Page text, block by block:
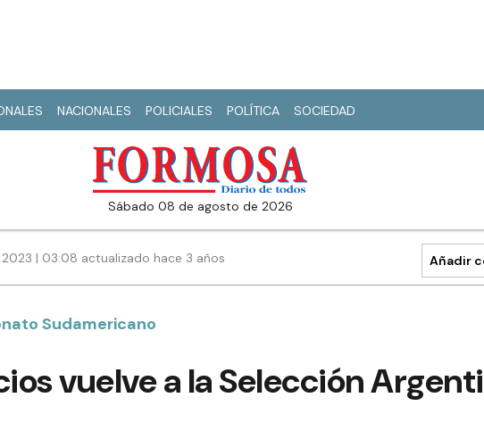
NACIONALES POLICIALES POLÍTICA SOCIEDAD
sábado 08 de agosto de 2026
| 03:08 actualizado hace 3 años Añadir
Sudamericano
vuelve a la Selección